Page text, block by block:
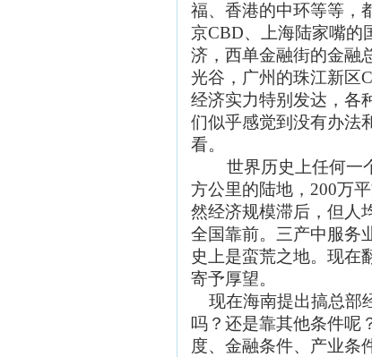
福、香港的中环等等，
京CBD、上海陆家嘴的
济，西单金融街的金融
光谷，广州的珠江新
经济实力特别发达，各
们似乎感觉到没有办法
看。
世界历史上任何一
方公里的陆地，200万
然经济规模滞后，但人
全国靠前。三产中服务
史上是蛮荒之地。现在
寄予厚望。
现在海南提出搞总部
吗？还是靠其他条件呢
度、金融条件、产业条